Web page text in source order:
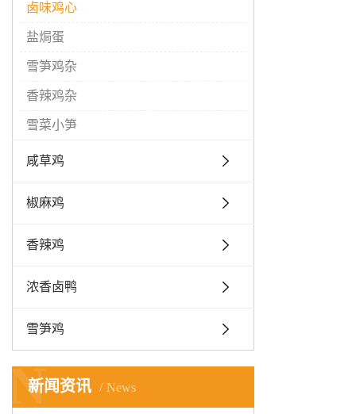
卤味鸡心
盐焗蛋
雪笋鸡杂
香辣鸡杂
雪菜小笋
咸草鸡
椒麻鸡
香辣鸡
浓香卤鸭
雪笋鸡
新闻资讯 News
N